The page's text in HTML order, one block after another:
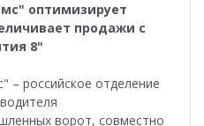
оптимизирует
продажи с
8"
российское отделение
ворот, совместно